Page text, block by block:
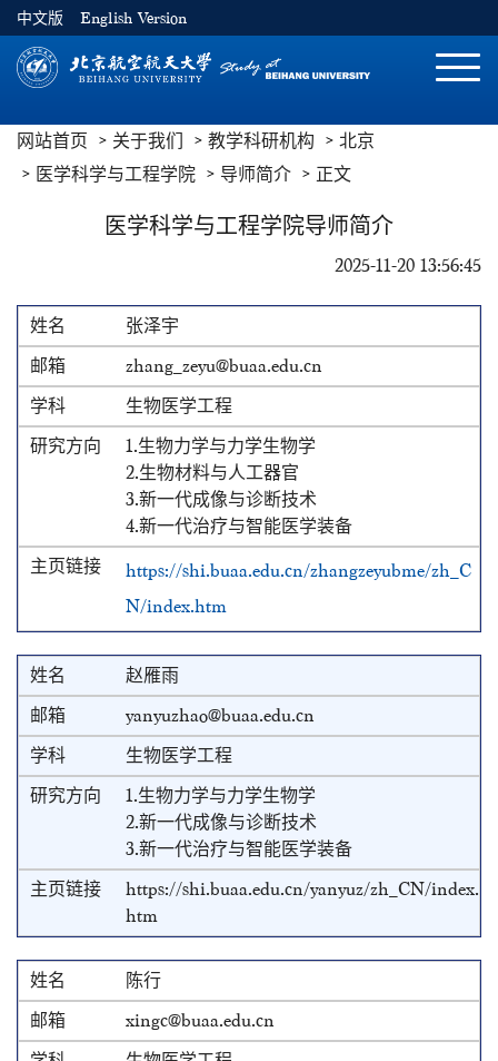
中文版 English Version
切
网站首页 关于我们 教学科研机构
北京
医学科学与工程学院
导师简介 正文
医学科学与工程学院导师简介
2025-11-20 13:56:45
张泽宇
zhang_zeyu@buaa.edu.cn
生物医学工程
1.生物力学与力学生物学
2.生物材料与人工器官
3.新一代成像与诊断技术
4.新一代治疗与智能医学装备
https://shi.buaa.edu.cn/zhangzeyubme/zh_C
N/index.htm
赵雁雨
yanyuzhao@buaa.edu.cn
生物医学工程
1.生物力学与力学生物学
2.新一代成像与诊断技术
3.新一代治疗与智能医学装备
https://shi.buaa.edu.cn/yanyuz/zh_CN/index.
htm
陈行
xingc@buaa.edu.cn